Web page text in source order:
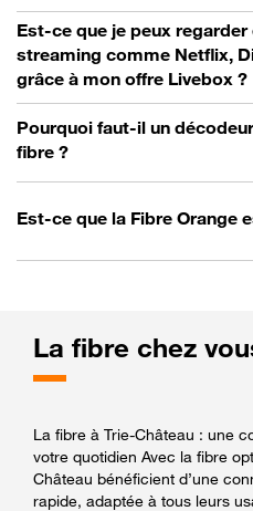
Est-ce que je peux
streaming comme Netflix,
grâce à mon offre Livebox ?
Pourquoi faut-il un
fibre ?
Est-ce que la Fibre Orange
La fibre chez
La fibre à Trie-Château : une
votre quotidien Avec la fibre
Château bénéficient d’une
rapide, adaptée à tous leurs